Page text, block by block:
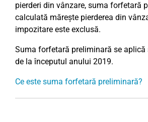
pierderi din vânzare, suma forfetară
calculată mărește pierderea din
impozitare este exclusă.
Suma forfetară preliminară se aplică
de la începutul anului 2019.
Ce este suma forfetară preliminară?